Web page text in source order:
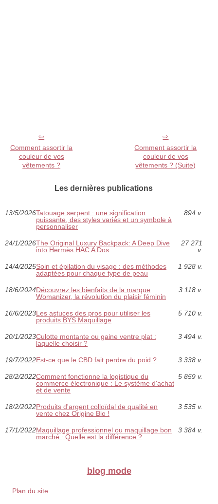
Comment assortir la
couleur de vos
vêtements ?
Comment assortir la
couleur de vos
vêtements ? (Suite)
Les dernières publications
13/5/2026Tatouage serpent : une signification
puissante, des styles variés et un symbole à
personnaliser
894 v.
24/1/2026The Original Luxury Backpack: A Deep Dive
into Hermès HAC A Dos
27 271
v.
14/4/2025Soin et épilation du visage : des méthodes
adaptées pour chaque type de peau
1 928 v.
18/6/2024Découvrez les bienfaits de la marque
Womanizer, la révolution du plaisir féminin
3 118 v.
16/6/2023Les astuces des pros pour utiliser les
produits BYS Maquillage
5 710 v.
20/1/2023Culotte montante ou gaine ventre plat :
laquelle choisir ?
3 494 v.
19/7/2022Est-ce que le CBD fait perdre du poid ? 3 338 v.
28/2/2022Comment fonctionne la logistique du
commerce électronique : Le système d'achat
et de vente
5 859 v.
18/2/2022Produits d'argent colloïdal de qualité en
vente chez Origine Bio !
3 535 v.
17/1/2022Maquillage professionnel ou maquillage bon
marché : Quelle est la différence ?
3 384 v.
blog mode
Plan du site